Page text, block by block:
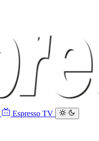
Espresso TV